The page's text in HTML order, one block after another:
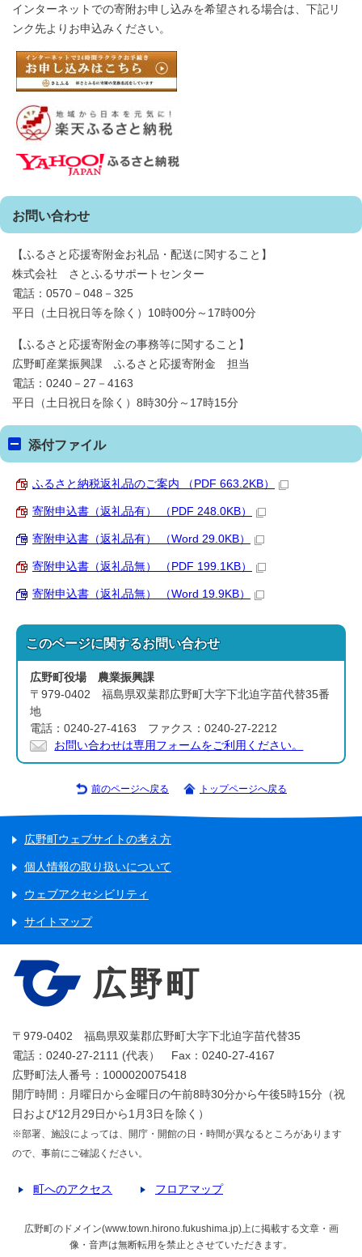
インターネットでの寄附お申し込みを希望される場合は、下記リ
ンク先よりお申込みください。
お問い合わせ
【ふるさと応援寄附金お礼品・配送に関すること】
株式会社 さとふるサポートセンター
電話：0570－048－325
平日（土日祝日等を除く）10時00分～17時00分
【ふるさと応援寄附金の事務等に関すること】
広野町産業振興課 ふるさと応援寄附金 担当
電話：0240－27－4163
平日（土日祝日を除く）8時30分～17時15分
添付ファイル
ふるさと納税返礼品のご案内 （PDF 663.2KB）
寄附申込書（返礼品有） （PDF 248.0KB）
寄附申込書（返礼品有） （Word 29.0KB）
寄附申込書（返礼品無） （PDF 199.1KB）
寄附申込書（返礼品無） （Word 19.9KB）
このページに関するお問い合わせ
広野町役場 農業振興課
〒979-0402 福島県双葉郡広野町大字下北迫字苗代替35番
地
電話：0240-27-4163 ファクス：0240-27-2212
お問い合わせは専用フォームをご利用ください。
前のページへ戻る トップページへ戻る
広野町ウェブサイトの考え方
個人情報の取り扱いについて
ウェブアクセシビリティ
サイトマップ
広野町
〒979-0402 福島県双葉郡広野町大字下北迫字苗代替35
電話：0240-27-2111 (代表） Fax：0240-27-4167
広野町法人番号：1000020075418
開庁時間：月曜日から金曜日の午前8時30分から午後5時15分（祝
日および12月29日から1月3日を除く）
※部署、施設によっては、開庁・開館の日・時間が異なるところがあります
ので、事前にご確認ください。
町へのアクセス フロアマップ
広野町のドメイン(www.town.hirono.fukushima.jp)上に掲載する文章・画
像・音声は無断転用を禁止とさせていただきます。